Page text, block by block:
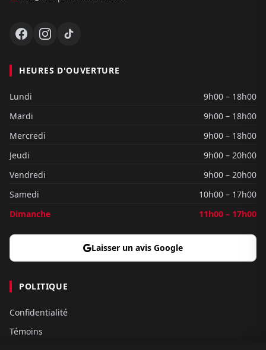
HEURES D'OUVERTURE
Lundi
9h00 – 18h00
Mardi
9h00 – 18h00
Mercredi
9h00 – 18h00
Jeudi
9h00 – 20h00
Vendredi
9h00 – 20h00
Samedi
10h00 – 17h00
Dimanche
11h00 – 17h00
Laisser un avis Google
POLITIQUE
Confidentialité
Témoins